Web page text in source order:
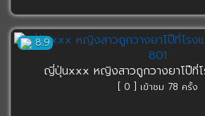
8.9
ญี่ปุ่นxxx หญิงสาวถูกวางยาโป๊ที่โ
[ 0 ] เข้าชม 78 ครั้ง